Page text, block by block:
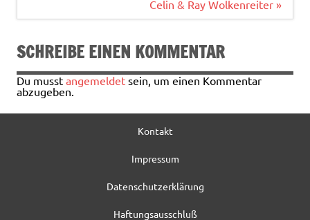
o
k
Celin & Ray Wolkenreiter »
SCHREIBE EINEN KOMMENTAR
Du musst angemeldet sein, um einen Kommentar
abzugeben.
Kontakt
Impressum
Datenschutzerklärung
Haftungsausschluß